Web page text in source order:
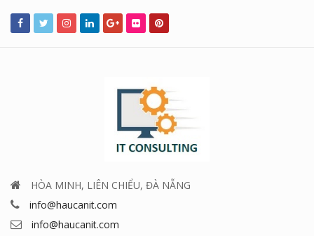
HÒA MINH, LIÊN CHIỂU, ĐÀ NẴNG
info@haucanit.com
info@haucanit.com